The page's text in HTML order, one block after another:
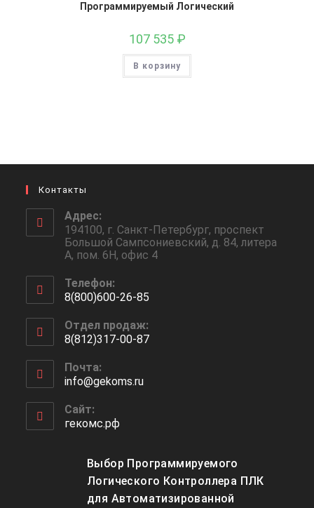
Программируемый Логический
107 535 ₽
В корзину
Контакты
Адрес:
194100, г. Санкт-Петербург, проспект
Большой Сампсониевский, д. 84, литера
А, пом. 6Н, офис 4
Телефон:
8(800)600-26-85
в
вашем
приложении
Отдел продаж:
8(812)317-00-87
в
вашем
приложении
Почта:
info@gekoms.ruОткроется
Сайт:
гекомс.рф
Выбор Программируемого
Логического Контроллера ПЛК
для Автоматизированной